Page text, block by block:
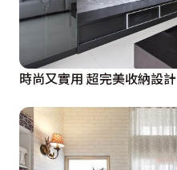
時尚又實用 超完美收納設計